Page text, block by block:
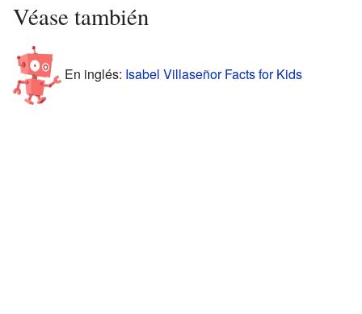
Véase también
En inglés: Isabel Villaseñor Facts for Kids